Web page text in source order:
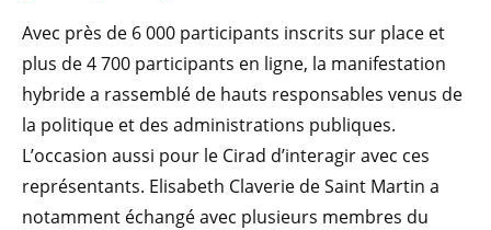
Avec près de 6 000 participants inscrits sur place et
plus de 4 700 participants en ligne, la manifestation
hybride a rassemblé de hauts responsables venus de
la politique et des administrations publiques.
L’occasion aussi pour le Cirad d’interagir avec ces
représentants. Elisabeth Claverie de Saint Martin a
notamment échangé avec plusieurs membres du